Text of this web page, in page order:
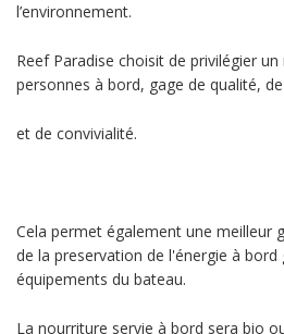
l’environnement.
Reef Paradise choisit de privilégier
personnes à bord, gage de qualité,
et de convivialité.
Cela permet également une meilleur
de la preservation de l'énergie à bord
équipements du bateau.
La nourriture servie à bord sera bio